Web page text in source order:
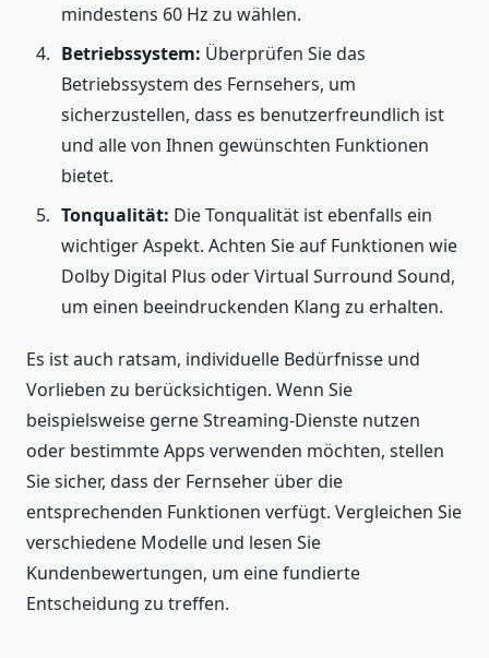
mindestens 60 Hz zu wählen.
Betriebssystem: Überprüfen Sie das
Betriebssystem des Fernsehers, um
sicherzustellen, dass es benutzerfreundlich ist
und alle von Ihnen gewünschten Funktionen
bietet.
Tonqualität: Die Tonqualität ist ebenfalls ein
wichtiger Aspekt. Achten Sie auf Funktionen wie
Dolby Digital Plus oder Virtual Surround Sound,
um einen beeindruckenden Klang zu erhalten.
Es ist auch ratsam, individuelle Bedürfnisse und
Vorlieben zu berücksichtigen. Wenn Sie
beispielsweise gerne Streaming-Dienste nutzen
oder bestimmte Apps verwenden möchten, stellen
Sie sicher, dass der Fernseher über die
entsprechenden Funktionen verfügt. Vergleichen Sie
verschiedene Modelle und lesen Sie
Kundenbewertungen, um eine fundierte
Entscheidung zu treffen.